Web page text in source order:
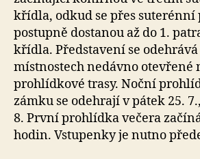
křídla, odkud se přes suterénní
postupně dostanou až do 1.
křídla. Představení se
místnostech nedávno otevřené
prohlídkové trasy. Noční
zámku se odehrají v pátek 25.
8. První prohlídka večera
hodin. Vstupenky je nutno